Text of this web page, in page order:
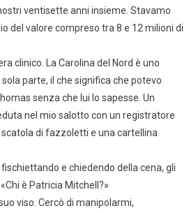
ventisette anni insieme. Stavamo
del valore compreso tra 8 e 12 milioni di
clinico. La Carolina del Nord è uno
parte, il che significa che potevo
senza che lui lo sapesse. Un
nel mio salotto con un registratore
di fazzoletti e una cartellina
e chiedendo della cena, gli
è Patricia Mitchell?»
viso. Cercò di manipolarmi,